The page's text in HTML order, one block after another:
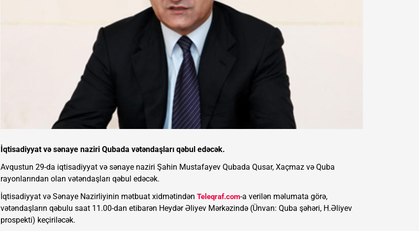
İqtisadiyyat və sənaye naziri Qubada vətəndaşları qəbul edəcək.
Avqustun 29-da iqtisadiyyat və sənaye naziri Şahin Mustafayev Qubada Qusar, Xaçmaz və Quba
rayonlarından olan vətəndaşları qəbul edəcək.
İqtisadiyyat və Sənaye Nazirliyinin mətbuat xidmətindən Teleqraf.com-a verilən məlumata görə,
vətəndaşların qəbulu saat 11.00-dan etibarən Heydər Əliyev Mərkəzində (Ünvan: Quba şəhəri, H.Əliyev
prospekti) keçiriləcək.